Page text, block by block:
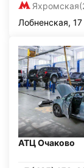
Яхромская
Лобненская, 17
АТЦ Очаково